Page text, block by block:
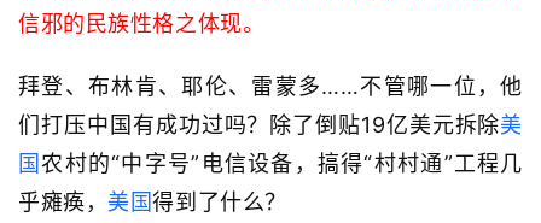
信邪的民族性格之体现。
拜登、布林肯、耶伦、雷蒙多……不管哪一位，他
们打压中国有成功过吗？除了倒贴19亿美元拆除美
国农村的“中字号”电信设备，搞得“村村通”工程几
乎瘫痪， 美国得到了什么？